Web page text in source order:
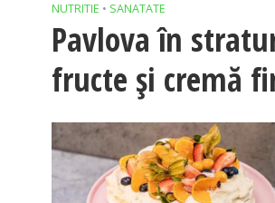
NUTRITIE • SANATATE
Pavlova în
fructe și cremă